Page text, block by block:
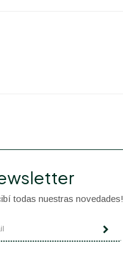
todas nuestras novedades!